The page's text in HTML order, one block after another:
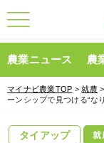
農業ニュース 農
マイナビ農業TOP >就農
ーンシップで見つける“な
タイアップ 就